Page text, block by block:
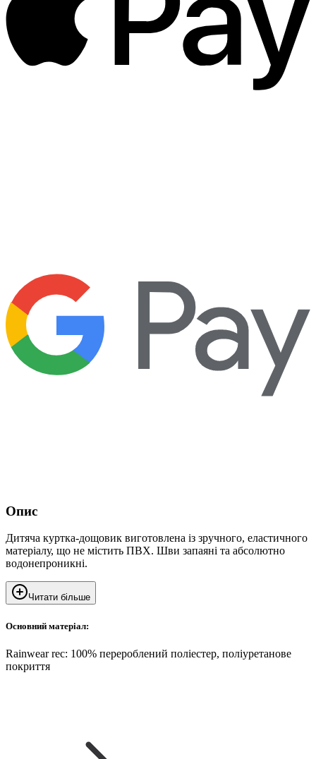
Опис
Дитяча куртка-дощовик виготовлена із зручного, еластичного
матеріалу, що не містить ПВХ. Шви запаяні та абсолютно
водонепроникні.
Читати більше
Основний матеріал:
Rainwear rec: 100% перероблений поліестер, поліуретанове
покриття